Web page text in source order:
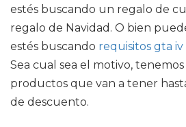
estés buscando un regalo de
regalo de Navidad. O bien
estés buscando requisitos gta iv
Sea cual sea el motivo,
productos que van a tener
de descuento.